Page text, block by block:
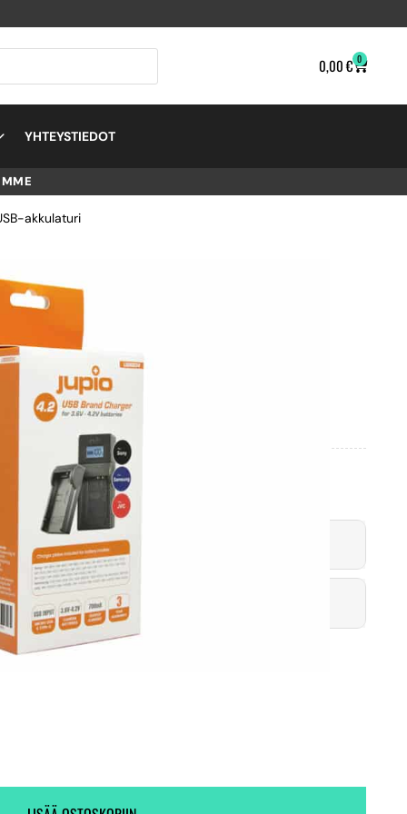
0,00€ 0
YHTEYSTIEDOT
akkulaturi
–
Toimitus heti! (5 kpl varastossa)
6 kpl varastossa.